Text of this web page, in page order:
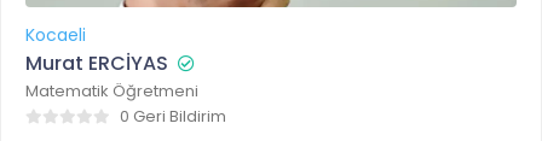
Kocaeli
Murat ERCİYAS
Matematik Öğretmeni
0 Geri Bildirim